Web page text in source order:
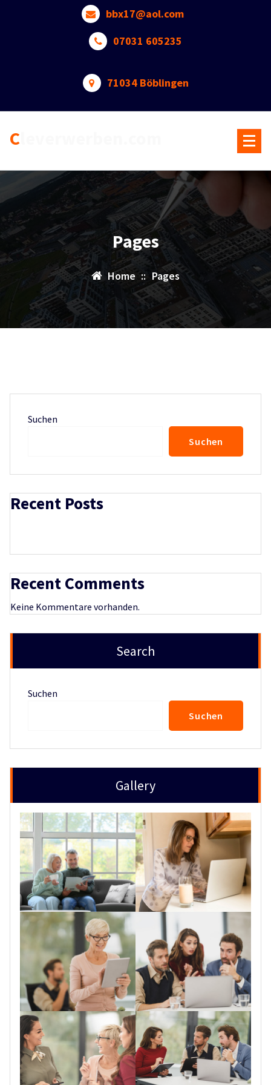
bbx17@aol.com
07031 605235
71034 Böblingen
Pages
Home :: Pages
Suchen
Suchen
Recent Posts
Recent Comments
Keine Kommentare vorhanden.
Search
Suchen
Suchen
Gallery